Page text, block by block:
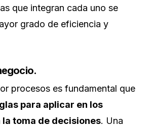
que integran cada uno se
grado de eficiencia y
procesos es fundamental que
para aplicar en los
la toma de decisiones. Una